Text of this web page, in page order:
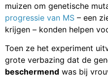
muizen om genetische
progressie van MS – een
krijgen – konden helpen
Toen ze het experiment
grote verbazing dat de
beschermend was bij